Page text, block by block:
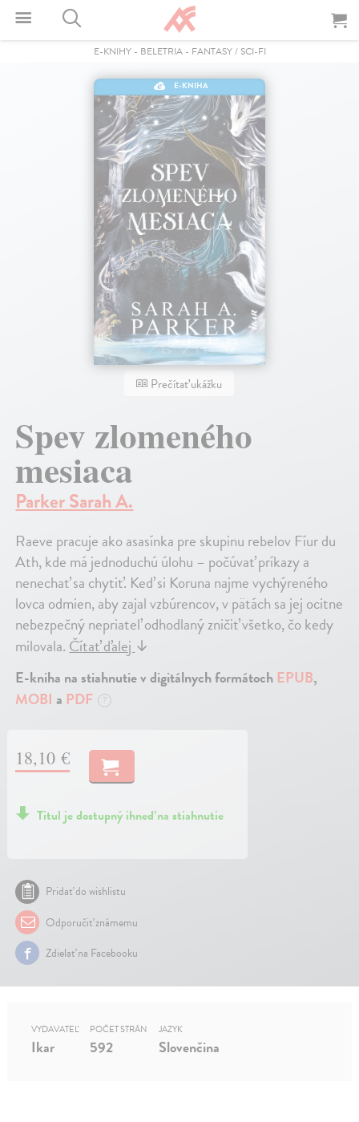
E-KNIHY- BELETRIA- FANTASY / SCI-FI
E-KNIHA
Prečítať ukážku
Spev zlomeného
mesiaca
Parker Sarah A.
Raeve pracuje ako asasínka pre skupinu rebelov Fíur du
Ath, kde má jednoduchú úlohu – počúvať príkazy a
nenechať sa chytiť. Keď si Koruna najme vychýreného
lovca odmien, aby zajal vzbúrencov, v pätách sa jej ocitne
nebezpečný nepriateľ odhodlaný zničiť všetko, čo kedy
milovala.Čítať ďalej↓
E-kniha na stiahnutie v digitálnych formátoch EPUB,
MOBI a PDF ?
18,10 €
Titul je dostupný ihneď na stiahnutie
Pridať do wishlistu
Odporučiť známemu
Zdielať na Facebooku
VYDAVATEĽ
Ikar
POČET STRÁN
592
JAZYK
Slovenčina